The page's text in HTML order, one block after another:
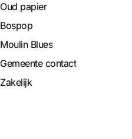
Oud papier
Bospop
Moulin Blues
Gemeente contact
Zakelijk